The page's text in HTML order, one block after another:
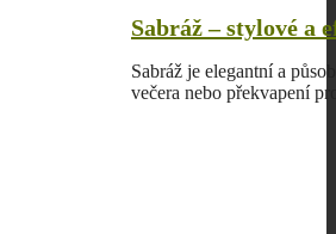
Sabráž – stylové a
Sabráž je elegantní a
večera nebo překvapení